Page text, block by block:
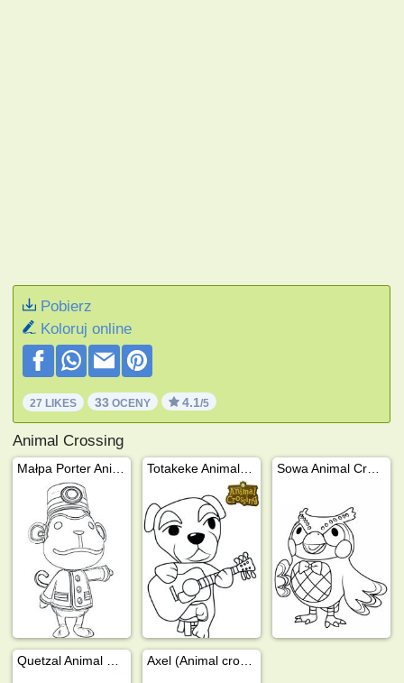
Pobierz
Koloruj online
27 LIKES 33 OCENY 4.1/5
Animal Crossing